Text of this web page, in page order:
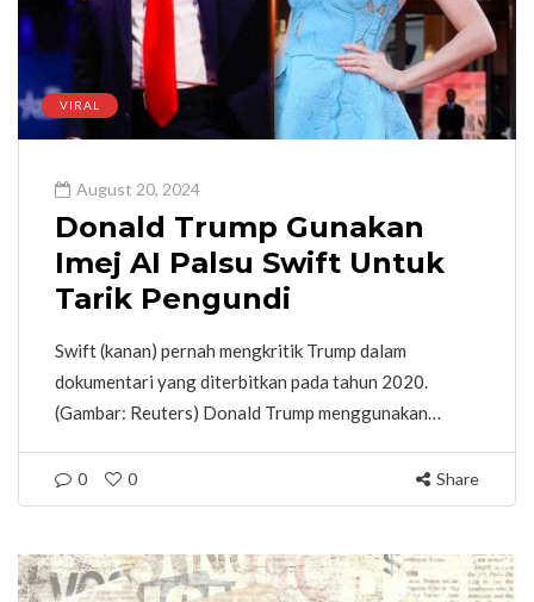
VIRAL
August 20, 2024
Donald Trump Gunakan
Imej AI Palsu Swift Untuk
Tarik Pengundi
Swift (kanan) pernah mengkritik Trump dalam
dokumentari yang diterbitkan pada tahun 2020.
(Gambar: Reuters) Donald Trump menggunakan…
0 0 Share